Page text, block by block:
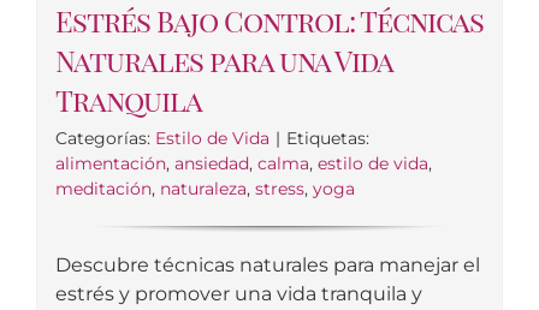
Estrés Bajo Control: Técnicas
Naturales para una Vida
Tranquila
Categorías: Estilo de Vida | Etiquetas:
alimentación, ansiedad, calma, estilo de vida,
meditación, naturaleza, stress, yoga
Descubre técnicas naturales para manejar el
estrés y promover una vida tranquila y